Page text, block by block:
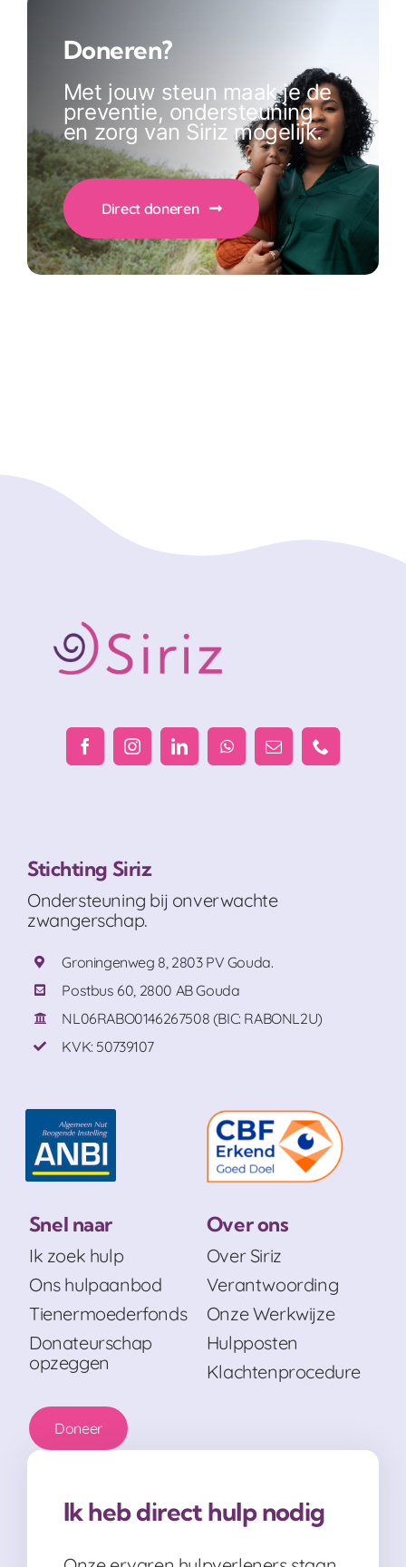
Doneren?
Met jouw steun maak je de
preventie, ondersteuning
en zorg van Siriz mogelijk.
Direct doneren
Stichting Siriz
Ondersteuning bij onverwachte
zwangerschap.
Groningenweg 8, 2803 PV Gouda.
Postbus 60, 2800 AB Gouda
NL06RABO0146267508 (BIC: RABONL2U)
KVK: 50739107
Snel naar
Ik zoek hulp
Ons hulpaanbod
Tienermoederfonds
Donateurschap
opzeggen
Doneer
Over ons
Over Siriz
Verantwoording
Onze Werkwijze
Hulpposten
Klachtenprocedure
Ik heb direct hulp nodig